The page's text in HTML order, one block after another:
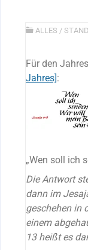
ALLES /
Für den
Jahres]:
„Wen soll ich
Die Antwort
dann im
geschehen in
einem
13 heißt es